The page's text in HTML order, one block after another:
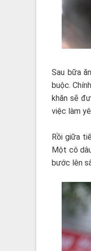
Sau bữa
buộc.
khăn sẽ
việc làm
Rồi giữa
Một cô
bước lên